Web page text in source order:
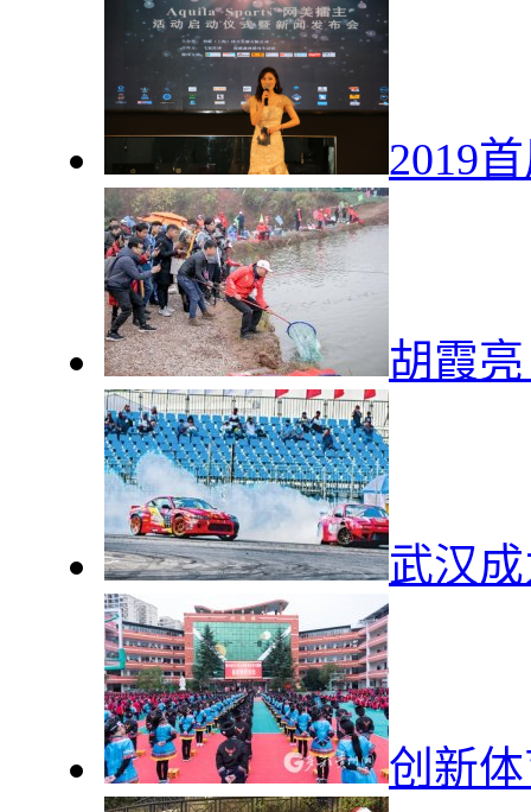
2019
胡霞
武汉
创新